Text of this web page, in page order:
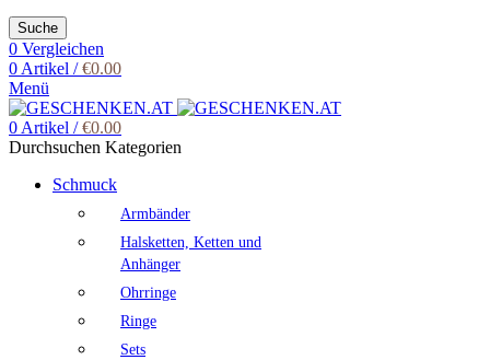
Suche
0 Vergleichen
0Artikel / €0.00
Menü
0Artikel / €0.00
Durchsuchen Kategorien
Schmuck
Armbänder
Halsketten, Ketten und
Anhänger
Ohrringe
Ringe
Sets